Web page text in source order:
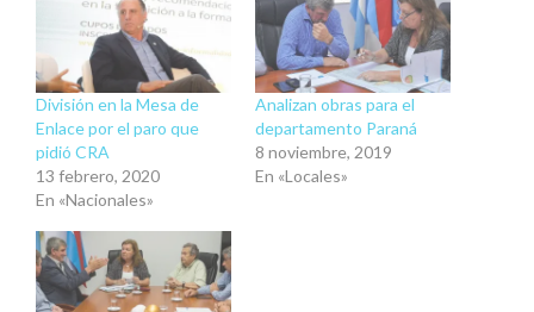
División en la Mesa de
Enlace por el paro que
pidió CRA
13 febrero, 2020
En «Nacionales»
Analizan obras para el
departamento Paraná
8 noviembre, 2019
En «Locales»